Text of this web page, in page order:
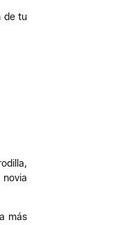
de tu
más